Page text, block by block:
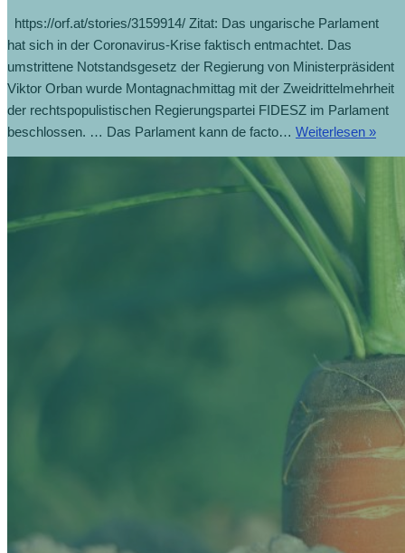
https://orf.at/stories/3159914/ Zitat: Das ungarische Parlament
hat sich in der Coronavirus-Krise faktisch entmachtet. Das
umstrittene Notstandsgesetz der Regierung von Ministerpräsident
Viktor Orban wurde Montagnachmittag mit der Zweidrittelmehrheit
der rechtspopulistischen Regierungspartei FIDESZ im Parlament
beschlossen. … Das Parlament kann de facto… Weiterlesen »